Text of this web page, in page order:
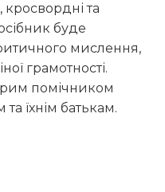
та
буде
мислення,
грамотності.
помічником
їхнім батькам.